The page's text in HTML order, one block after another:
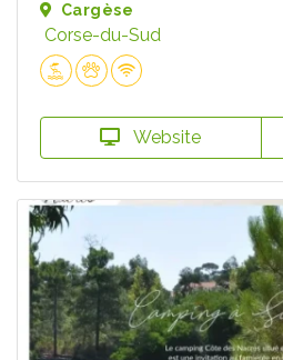
Cargèse
Corse-du-Sud
Website